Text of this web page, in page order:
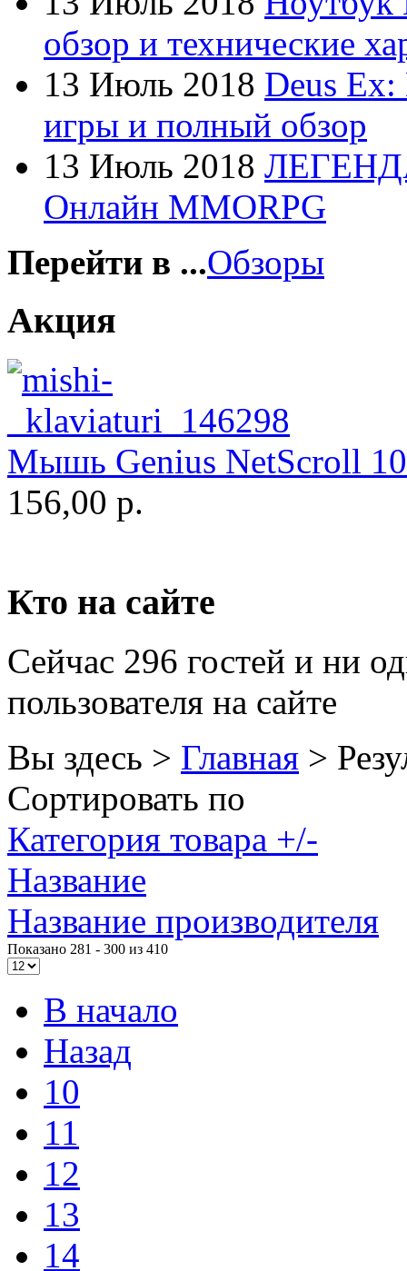
Flyper(1)
Foxconn
Fujitsu
G-cube(2)
Gelezka
Gembird(19)
Gemix(1)
Gigabyte
Globex
Goclever
Golden field (3)
Grand
Hp(16)
Hq-tech(1)
Htc
Htpc
Huawei
Ideazon(2)
Impression
Intel
Kme
Lenovo
Logicfox(1)
Logicpower
Logitech
Majesty
Manhattan
Maxxtro
обзор и технические
13 Июль 2018 Deus
игры и полный обзор
13 Июль 2018
Онлайн MMORPG
Перейти в ...Обзоры
Акция
Мышь Genius NetScroll
156,00 р.
Кто на сайте
Сейчас 296 гостей и ни
пользователя на сайте
Вы здесь > Главная >
Сортировать по
Категория товара +/-
Название
Название производителя
Показано 281 - 300 из 410
В начало
Назад
10
11
12
13
14